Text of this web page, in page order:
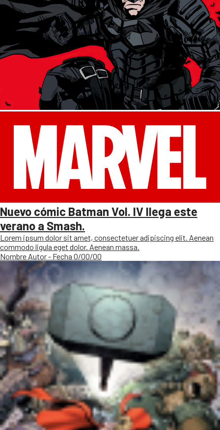
Nuevo cómic Batman Vol. IV llega este
verano a Smash.
Lorem ipsum dolor sit amet, consectetuer adipiscing elit. Aenean
commodo ligula eget dolor. Aenean massa.
Nombre Autor - Fecha 0/00/00